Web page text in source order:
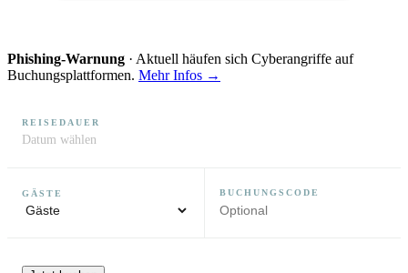
Phishing-Warnung · Aktuell häufen sich Cyberangriffe auf
Buchungsplattformen. Mehr Infos →
REISEDAUER
Datum wählen
GÄSTE BUCHUNGSCODE